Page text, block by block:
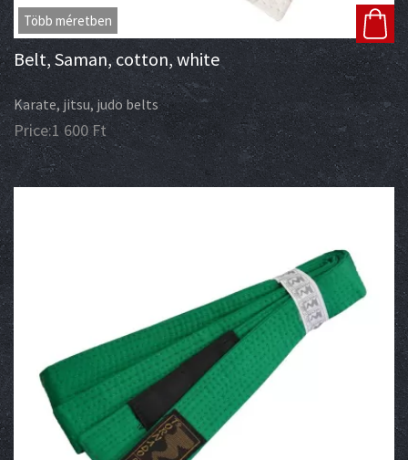
Több méretben
Belt, Saman, cotton, white
Karate, jitsu, judo belts
Price:1 600Ft